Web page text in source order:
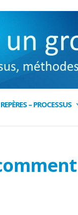
REPÈRES – PROCESSUS